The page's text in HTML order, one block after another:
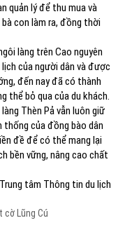
quản lý để thu mua và
con làm ra, đồng thời
làng trên Cao nguyên
của người dân và được
đến nay đã có thành
thể bỏ qua của du khách.
Thèn Pả vẫn luôn giữ
thống của đồng bào dân
đề để có thể mang lại
bền vững, nâng cao chất
Trung tâm Thông tin du lịch
cờ Lũng Cú